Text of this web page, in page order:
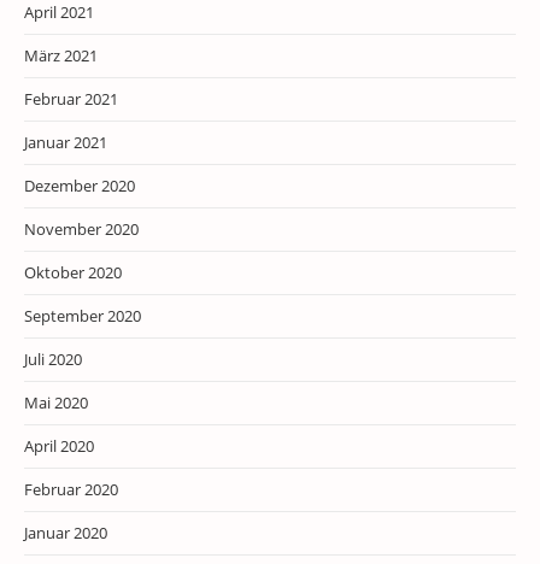
April 2021
März 2021
Februar 2021
Januar 2021
Dezember 2020
November 2020
Oktober 2020
September 2020
Juli 2020
Mai 2020
April 2020
Februar 2020
Januar 2020